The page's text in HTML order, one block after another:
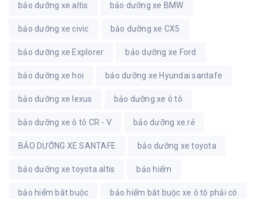
bảo dưỡng xe altis bảo dưỡng xe BMW
bảo dưỡng xe civic bảo dưỡng xe CX5
bảo dưỡng xe Explorer bảo dưỡng xe Ford
bảo dưỡng xe hoi bảo dưỡng xe Hyundai santafe
bảo dưỡng xe lexus bảo dưỡng xe ô tô
bảo dưỡng xe ô tô CR - V bảo dưỡng xe rẻ
BẢO DƯỠNG XE SANTAFE bảo dưỡng xe toyota
bảo dưỡng xe toyota altis bảo hiểm
bảo hiểm bắt buộc bảo hiểm bắt buộc xe ô tô phải có